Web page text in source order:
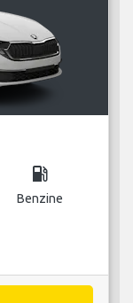
local_gas_station
Benzine